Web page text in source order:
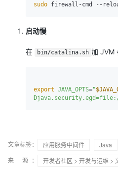
sudo
启动慢
在 bin/catalina.sh 加 JVM
export JAVA_OPTS="
文章标签： 应用服务中间件 Java
来 源：
开发者社区 > 开发与运维 >